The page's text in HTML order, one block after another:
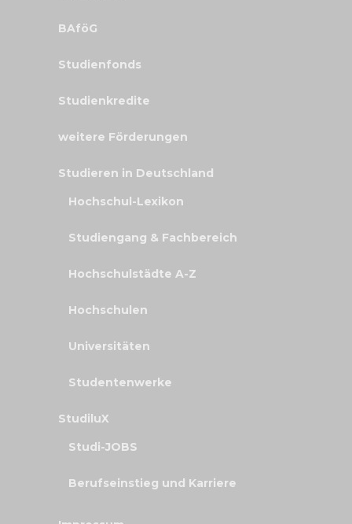
BAföG
Studienfonds
Studienkredite
weitere Förderungen
Studieren in Deutschland
Hochschul-Lexikon
Studiengang & Fachbereich
Hochschulstädte A-Z
Hochschulen
Universitäten
Studentenwerke
StudiluX
Studi-JOBS
Berufseinstieg und Karriere